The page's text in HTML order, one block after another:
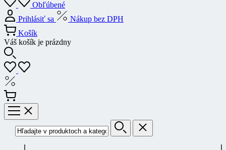
Obľúbené
Prihlásiť sa
Nákup bez DPH
Košík
Váš košík je prázdny